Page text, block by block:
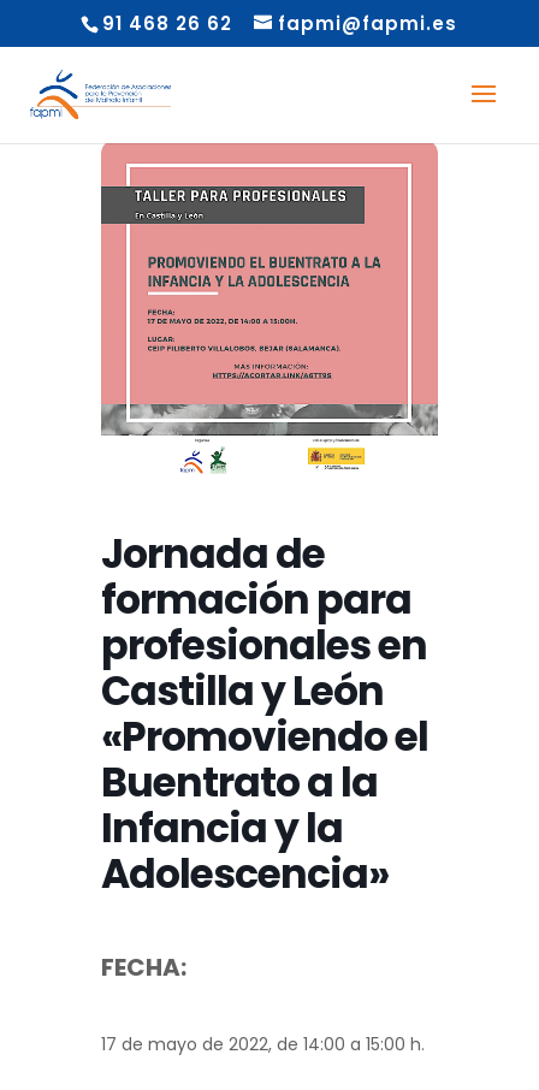
91 468 26 62 fapmi@fapmi.es
Jornada de
formación para
profesionales en
Castilla y León
«Promoviendo el
Buentrato a la
Infancia y la
Adolescencia»
FECHA:
17 de mayo de 2022, de 14:00 a 15:00 h.